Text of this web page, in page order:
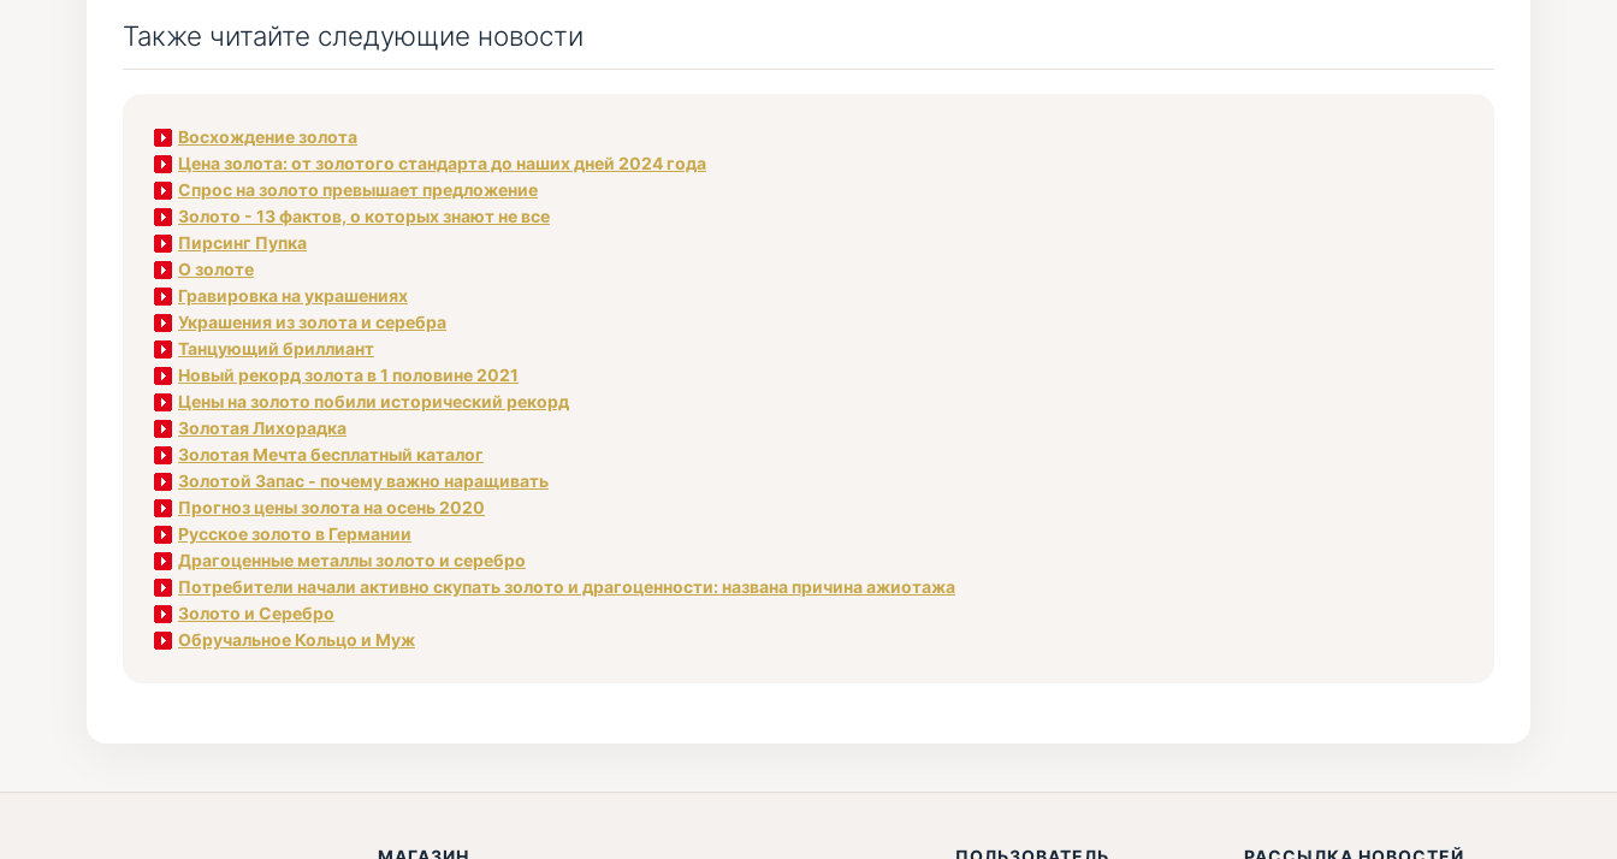
Также читайте следующие новости
Восхождение золота
Цена золота: от золотого стандарта до наших дней 2024 года
Спрос на золото превышает предложение
Золото - 13 фактов, о которых знают не все
Пирсинг Пупка
О золоте
Гравировка на украшениях
Украшения из золота и серебра
Танцующий бриллиант
Новый рекорд золота в 1 половине 2021
Цены на золото побили исторический рекорд
Золотая Лихорадка
Золотая Мечта бесплатный каталог
Золотой Запас - почему важно наращивать
Прогноз цены золота на осень 2020
Русское золото в Германии
Драгоценные металлы золото и серебро
Потребители начали активно скупать золото и драгоценности: названа причина ажиотажа
Золото и Серебро
Обручальное Кольцо и Муж